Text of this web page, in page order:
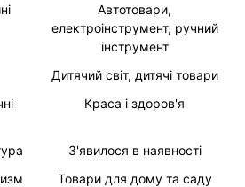
Автотовари,
електроінструмент, ручний
інструмент
Дитячий світ, дитячі товари
Краса і здоров'я
З'явилося в наявності
Товари для дому та саду